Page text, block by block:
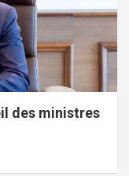
des ministres